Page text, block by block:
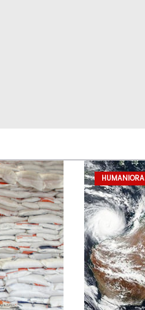
HUMANIORA